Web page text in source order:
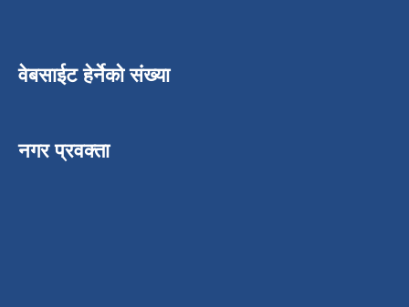
वेबसाईट हेर्नेको संख्या
नगर प्रवक्ता